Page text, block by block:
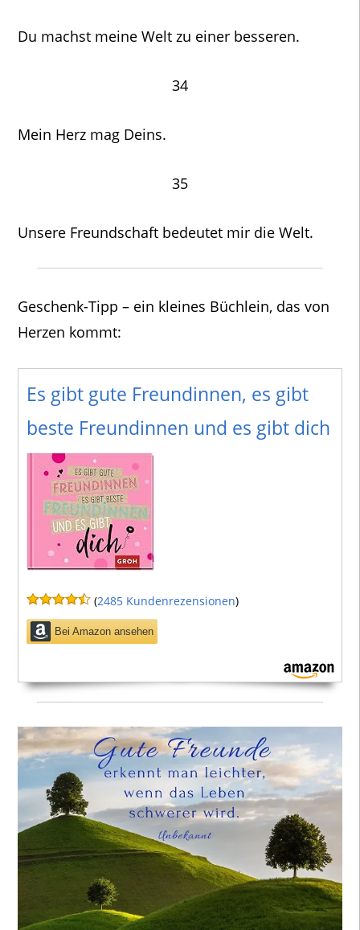
Du machst meine Welt zu einer besseren.
34
Mein Herz mag Deins.
35
Unsere Freundschaft bedeutet mir die Welt.
Geschenk-Tipp – ein kleines Büchlein, das von
Herzen kommt:
Es gibt gute Freundinnen, es gibt
beste Freundinnen und es gibt dich
(2485 Kundenrezensionen)
Bei Amazon ansehen